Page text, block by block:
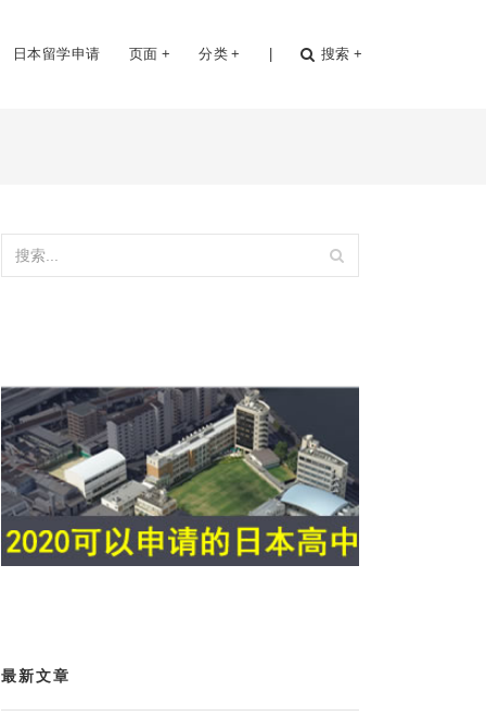
日本留学申请 页面 + 分类 + 搜索 +
最新文章